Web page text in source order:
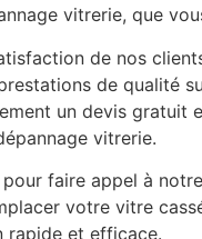
vitrerie, que
de nos
de qualité
un devis gratuit
vitrerie.
pour faire appel à
votre vitre
rapide et efficace.